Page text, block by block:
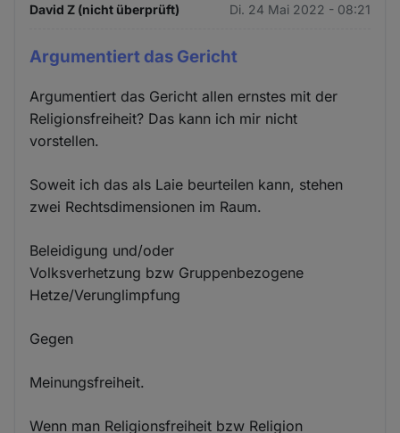
David Z (nicht überprüft) Di. 24 Mai 2022 - 08:21
Argumentiert das Gericht
Argumentiert das Gericht allen ernstes mit der
Religionsfreiheit? Das kann ich mir nicht
vorstellen.
Soweit ich das als Laie beurteilen kann, stehen
zwei Rechtsdimensionen im Raum.
Beleidigung und/oder
Volksverhetzung bzw Gruppenbezogene
Hetze/Verunglimpfung
Gegen
Meinungsfreiheit.
Wenn man Religionsfreiheit bzw Religion